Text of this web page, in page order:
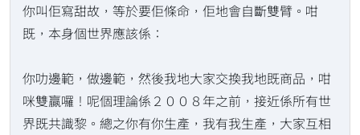
你叫佢寫甜故，等於要佢條命，佢地會自斷雙臂。咁
既，本身個世界應該係：
你叻邊範，做邊範，然後我地大家交換我地既商品，咁
咪雙贏囉！呢個理論係２００８年之前，接近係所有世
界既共識黎。總之你有你生產，我有我生產，大家互相